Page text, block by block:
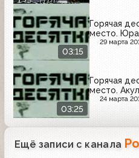
03:15
Горячая
место.
29 марта
03:25
Горячая
место.
24 марта
Ещё записи с канала